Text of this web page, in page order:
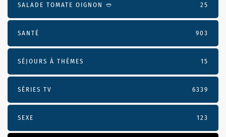
SALADE TOMATE OIGNON 🥙 25
SANTÉ 903
SÉJOURS À THÈMES 15
SÉRIES TV 6339
SEXE 123